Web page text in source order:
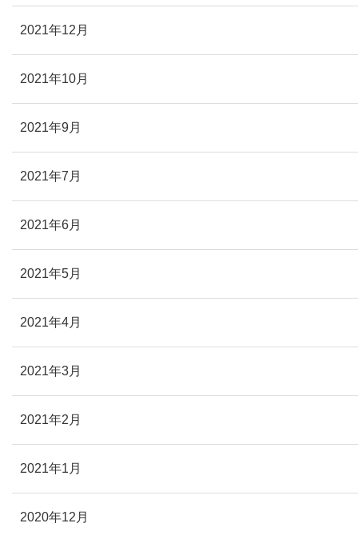
2021年12月
2021年10月
2021年9月
2021年7月
2021年6月
2021年5月
2021年4月
2021年3月
2021年2月
2021年1月
2020年12月